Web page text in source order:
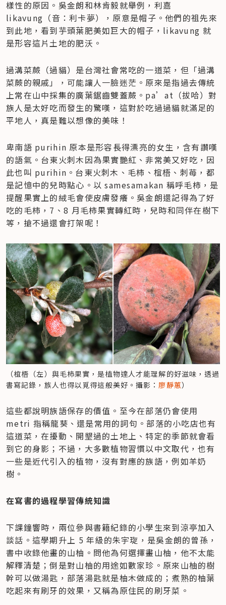
樣性的原因。吳金朗和林肯毅就舉例，利嘉
likavung（音：利卡夢），原意是帽子。他們的祖先來
到此地，看到芋頭葉肥美如巨大的帽子，likavung 就
是形容這片土地的肥沃。
過溝菜蕨（過貓）是台灣社會常吃的一道菜，但「過溝
菜蕨的親戚」，可能讓人一臉迷茫。原來是指過去傳統
上常在山中採集的廣葉鋸齒雙蓋蕨。pa’at（拔哈）對
族人是太好吃而發生的驚嘆，這對於吃過過貓就滿足的
平地人，真是難以想像的美味！
卑南語 purihin 原本是形容長得漂亮的女生，含有讚嘆
的語氣。台東火刺木因為果實艷紅、非常美又好吃，因
此也叫 purihin。台東火刺木、毛柿、椬梧、刺苺，都
是記憶中的兒時點心。以 samesamakan 稱呼毛柿，是
提醒果實上的絨毛會使皮膚發癢。吳金朗還記得為了好
吃的毛柿，7、8 月毛柿果實轉紅時，兒時和同伴在樹下
等，搶不過還會打架呢！
（椬梧（左）與毛柿果實，是植物達人才能理解的好滋味，透過
書寫記錄，族人也得以覓得這般美好。攝影： 廖靜蕙）
這些都說明族語保存的價值。至今在部落仍會使用
metri 指稱龍葵、還是常用的詞句。部落的小吃店也有
這道菜，在擾動、開墾過的土地上、特定的季節就會看
到它的身影；不過，大多數植物習慣以中文取代，也有
一些是近代引入的植物，沒有對應的族語，例如羊奶
樹。
在寫書的過程學習傳統知識
下課鐘響時，兩位參與書籍紀錄的小學生來到涼亭加入
談話。這學期升上 5 年級的朱宇琁，是吳金朗的曾孫，
書中收錄他畫的山柚。問他為何選擇畫山柚，他不太能
解釋清楚；倒是對山柚的用途如數家珍。原來山柚的樹
幹可以做湯匙，部落湯匙就是柚木做成的；煮熟的柚葉
吃起來有刷牙的效果，又稱為原住民的刷牙菜。